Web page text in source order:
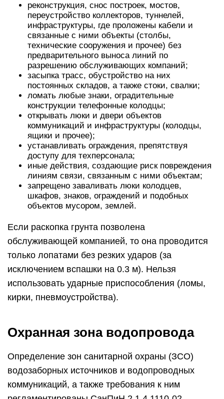
реконструкция, снос построек, мостов,
переустройство коллекторов, туннелей,
инфраструктуры, где проложены кабели и
связанные с ними объекты (столбы,
технические сооружения и прочее) без
предварительного выноса линий по
разрешению обслуживающих компаний;
засыпка трасс, обустройство на них
постоянных складов, а также стоки, свалки;
ломать любые знаки, оградительные
конструкции телефонные колодцы;
открывать люки и двери объектов
коммуникаций и инфраструктуры (колодцы,
ящики и прочее);
устанавливать ограждения, препятствуя
доступу для техперсонала;
иные действия, создающие риск повреждения
линиям связи, связанным с ними объектам;
запрещено заваливать люки колодцев,
шкафов, знаков, ограждений и подобных
объектов мусором, землей.
Если раскопка грунта позволена
обслуживающей компанией, то она проводится
только лопатами без резких ударов (за
исключением вспашки на 0.3 м). Нельзя
использовать ударные приспособления (ломы,
кирки, пневмоустройства).
Охранная зона водопровода
Определение зон санитарной охраны (ЗСО)
водозаборных источников и водопроводных
коммуникаций, а также требования к ним